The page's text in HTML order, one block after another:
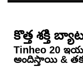
కొత్త శక్తి
Tinheo 20
అందిస్తాయి &